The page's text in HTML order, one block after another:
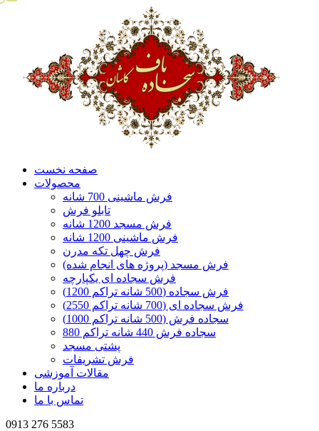
صفحه نخست
محصولات
فرش ماشینی 700 شانه
تابلو فرش
فرش مسجد 1200 شانه
فرش ماشینی 1200 شانه
فرش چهل تکه مدرن
فرش مسجد (پروژه های انجام شده)
فرش سجاده ای یکپارچه
فرش سجاده (500 شانه تراکم 1200)
فرش سجاده ای (700 شانه تراکم 2550)
سجاده فرش (500 شانه تراکم 1000)
سجاده فرش 440 شانه تراکم 880
پشتی مسجد
فرش تشریفات
مقالات آموزشی
درباره ما
تماس با ما
0913 276 5583